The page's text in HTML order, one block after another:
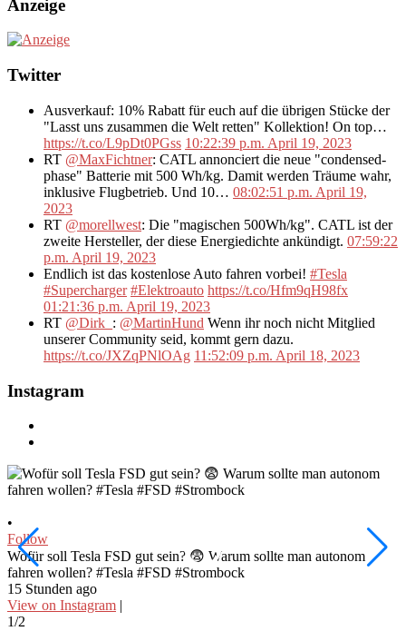
Anzeige
Twitter
Ausverkauf: 10% Rabatt für euch auf die übrigen Stücke der
"Lasst uns zusammen die Welt retten" Kollektion! On top…
https://t.co/L9pDt0PGss 10:22:39 p.m. April 19, 2023
RT @MaxFichtner: CATL annonciert die neue "condensed-
phase" Batterie mit 500 Wh/kg. Damit werden Träume wahr,
inklusive Flugbetrieb. Und 10… 08:02:51 p.m. April 19,
2023
RT @morellwest: Die "magischen 500Wh/kg". CATL ist der
zweite Hersteller, der diese Energiedichte ankündigt. 07:59:22
p.m. April 19, 2023
Endlich ist das kostenlose Auto fahren vorbei! #Tesla
#Supercharger #Elektroauto https://t.co/Hfm9qH98fx
01:21:36 p.m. April 19, 2023
RT @Dirk_ : @MartinHund Wenn ihr noch nicht Mitglied
unserer Community seid, kommt gern dazu.
https://t.co/JXZqPNlOAg 11:52:09 p.m. April 18, 2023
Instagram
•
Follow
Wofür soll Tesla FSD gut sein? 😨 Warum sollte man autonom
fahren wollen? #Tesla #FSD #Strombock
15 Stunden ago
View on Instagram |
1/2